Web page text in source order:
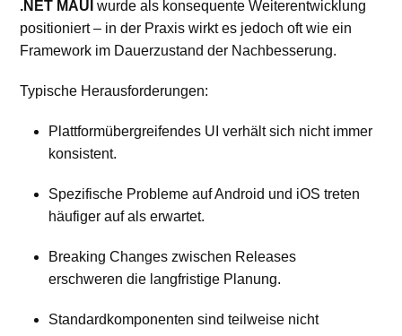
.NET MAUI wurde als konsequente Weiterentwicklung
positioniert – in der Praxis wirkt es jedoch oft wie ein
Framework im Dauerzustand der Nachbesserung.
Typische Herausforderungen:
Plattformübergreifendes UI verhält sich nicht immer
konsistent.
Spezifische Probleme auf Android und iOS treten
häufiger auf als erwartet.
Breaking Changes zwischen Releases
erschweren die langfristige Planung.
Standardkomponenten sind teilweise nicht